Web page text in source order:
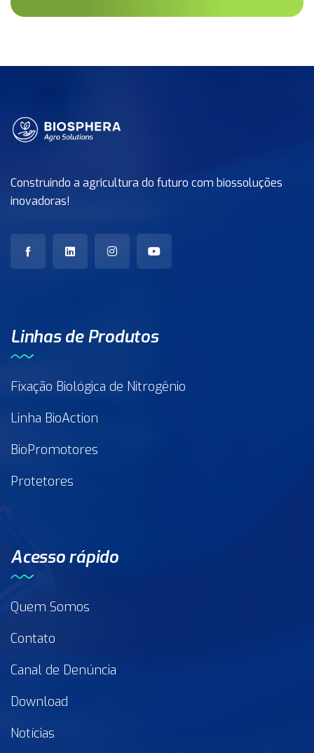
Construindo a agricultura do futuro com biossoluções
inovadoras!
Linhas de Produtos
Fixação Biológica de Nitrogênio
Linha BioAction
BioPromotores
Protetores
Acesso rápido
Quem Somos
Contato
Canal de Denúncia
Download
Notícias